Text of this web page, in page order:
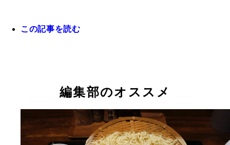
この記事を読む
編集部のオススメ